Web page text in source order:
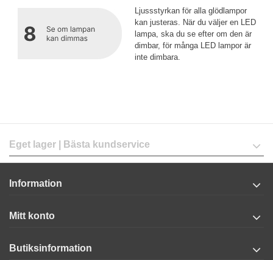
Ljussstyrkan för alla glödlampor
kan justeras. När du väljer en LED
lampa, ska du se efter om den är
dimbar, för många LED lampor är
inte dimbara.
Eget lager | Bästa kundservice
Information
Mitt konto
Butiksinformation